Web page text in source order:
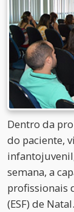
Dentro da
do paciente,
semana, a
profissionais
(ESF) de